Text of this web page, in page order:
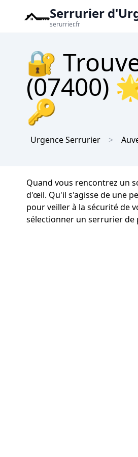
Serrurier
serurrier.fr
🔐
(07400)
🔑
Urgence Serrurier
Quand vous rencontrez un
d'œil. Qu'il s'agisse de une
pour veiller à la sécurité de
sélectionner un serrurier de